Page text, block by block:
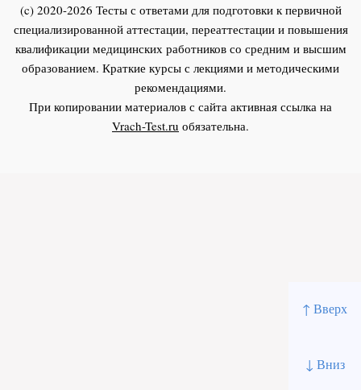
↑ Вверх
↓ Вниз
(c) 2020-2026 Тесты с ответами для подготовки к первичной
специализированной аттестации, переаттестации и повышения
квалификации медицинских работников со средним и высшим
образованием. Краткие курсы с лекциями и методическими
рекомендациями.
При копировании материалов с сайта активная ссылка на
Vrach-Test.ru обязательна.